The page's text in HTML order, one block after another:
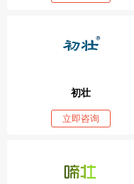
初壮
立即咨询